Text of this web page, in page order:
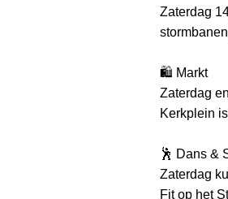
Zaterdag
🛍️ Markt
Zaterdag
Kerkplein
🕺 Dans &
Zaterdag
Fit op het